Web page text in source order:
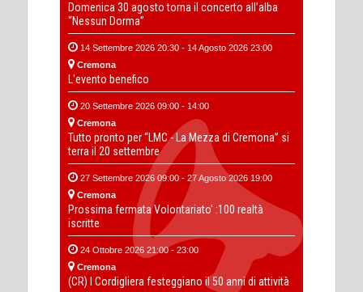
Domenica 30 agosto torna il concerto all’alba
“Nessun Dorma”
14 Settembre 2026 20:30 - 14 Agosto 2026 23:00
Cremona
L'evento benefico
20 Settembre 2026 09:00 - 14:00
Cremona
Tutto pronto per “LMC - La Mezza di Cremona” si
terra il 20 settembre
27 Settembre 2026 09:00 - 27 Agosto 2026 19:00
Cremona
Prossima fermata Volontariato' :100 realtà
iscritte
24 Ottobre 2026 21:00 - 23:00
Cremona
(CR) I Cordigliera festeggiano il 50 anni di attività